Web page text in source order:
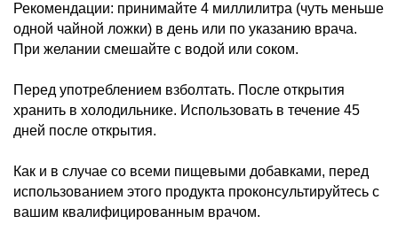
Рекомендации: принимайте 4 миллилитра (чуть меньше
одной чайной ложки) в день или по указанию врача.
При желании смешайте с водой или соком.
Перед употреблением взболтать. После открытия
хранить в холодильнике. Использовать в течение 45
дней после открытия.
Как и в случае со всеми пищевыми добавками, перед
использованием этого продукта проконсультируйтесь с
вашим квалифицированным врачом.